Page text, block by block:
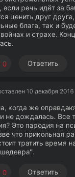
если речь идёт за
ценить друг
блага, так и
и страхе.
0 Ответить
10 декабря
когда же
не дождалась. Все
Это пародия на
что прикольная
тратить время
0 Ответить